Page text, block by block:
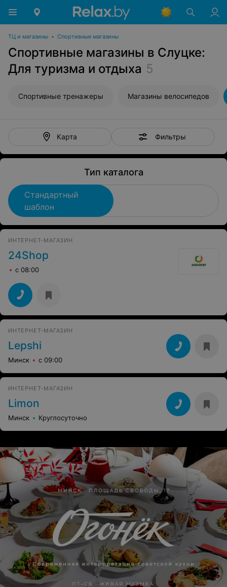
ТЦ и магазины • Спортивные магазины
Спортивные магазины в Слуцке:
Для туризма и отдыха 5
Спортивные тренажеры Магазины велосипедов
Карта Фильтры
Тип каталога
Стандартный
шаблон
ИНТЕРНЕТ-МАГАЗИН
24Shop
с 08:00
ИНТЕРНЕТ-МАГАЗИН
Lepshi
Минск с 09:00
ИНТЕРНЕТ-МАГАЗИН
Limon
Минск Круглосуточно